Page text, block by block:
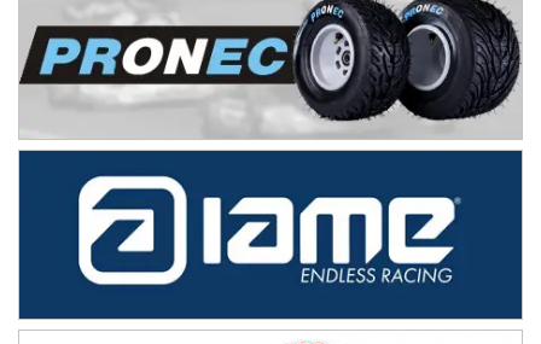
NORESTE SANTAFESINO - F6
Ciudad de Avellaneda (Asfalto)
Avellaneda (Santa Fe)
José Samuel Sánchez (Tierra)
TUCUMANO - F5
Juan Navarro (Asfalto)
El Timbó (Tucumán)